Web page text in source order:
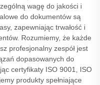
wagę do jakości i
do dokumentów są
zapewniając trwałość i
Rozumiemy, że każde
profesjonalny zespół jest
dopasowanych do
certyfikaty ISO 9001, ISO
produkty spełniające